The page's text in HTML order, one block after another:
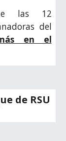
las 12
del
en el
de RSU